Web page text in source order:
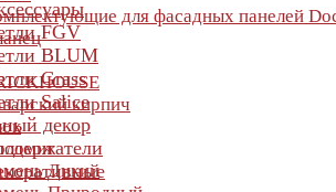
для фасадных панелей
кирпич
Дикий
FGV
BLUM
Grass
Salice
декор